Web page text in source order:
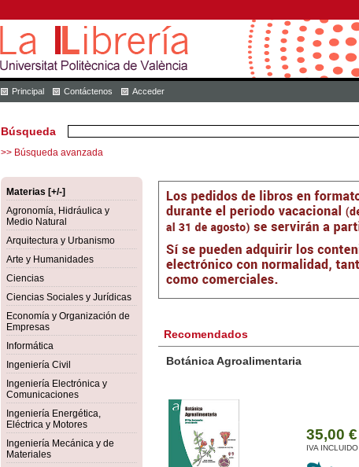
Principal Contáctenos Acceder
Búsqueda
>> Búsqueda avanzada
Materias [+/-]
Agronomía, Hidráulica y
Medio Natural
Arquitectura y Urbanismo
Arte y Humanidades
Ciencias
Ciencias Sociales y Jurídicas
Economía y Organización de
Empresas
Informática
Ingeniería Civil
Ingeniería Electrónica y
Comunicaciones
Ingeniería Energética,
Eléctrica y Motores
Ingeniería Mecánica y de
Materiales
Recomendados
Botánica Agroalimentaria
35,00 €
IVA INCLUIDO